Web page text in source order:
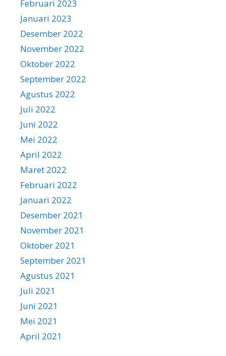
Februari 2023
Januari 2023
Desember 2022
November 2022
Oktober 2022
September 2022
Agustus 2022
Juli 2022
Juni 2022
Mei 2022
April 2022
Maret 2022
Februari 2022
Januari 2022
Desember 2021
November 2021
Oktober 2021
September 2021
Agustus 2021
Juli 2021
Juni 2021
Mei 2021
April 2021